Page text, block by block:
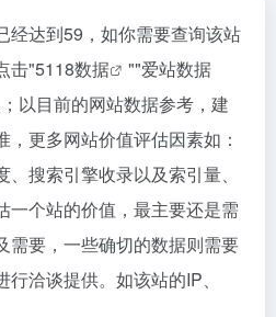
经达到59，如你需要查询该站
击"5118数据 ""爱站数据
以目前的网站数据参考，建
更多网站价值评估因素如：
搜索引擎收录以及索引量、
一个站的价值，最主要还是需
需要，一些确切的数据则需要
洽谈提供。如该站的IP、